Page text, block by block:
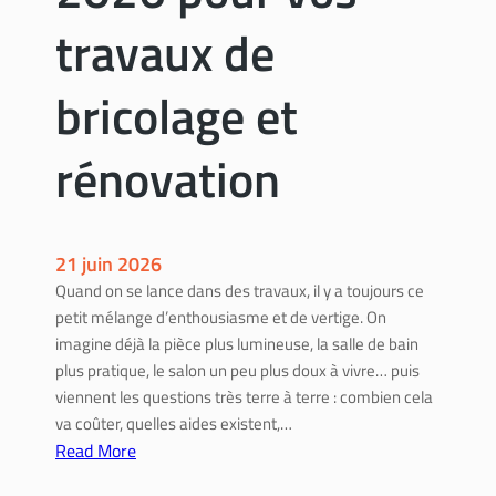
r
e
p
r
s
s
t
r
g
e
a
v
a
travaux de
bricolage et
rénovation
21 juin 2026
Quand on se lance dans des travaux, il y a toujours ce
petit mélange d’enthousiasme et de vertige. On
imagine déjà la pièce plus lumineuse, la salle de bain
plus pratique, le salon un peu plus doux à vivre… puis
viennent les questions très terre à terre : combien cela
va coûter, quelles aides existent,…
Read More